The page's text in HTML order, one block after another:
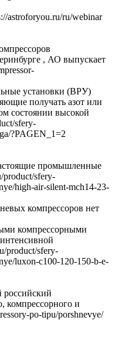
astroforyou.ru/ru/webinar
, АО выпускает
установки (ВРУ)
получать азот или
состоянии высокой
sfery-
?PAGEN_1=2
промышленные
product/sfery-
high-air-silent-mch14-23-
компрессоров нет
компрессорными
product/sfery-
luxon-c100-120-150-b-e-
компрессорного и
po-tipu/porshnevye/